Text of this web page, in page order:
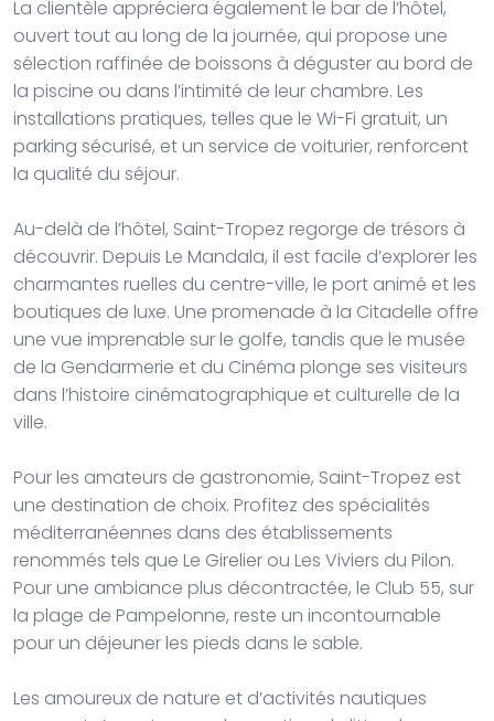
La clientèle appréciera également le bar de l’hôtel,
ouvert tout au long de la journée, qui propose une
sélection raffinée de boissons à déguster au bord de
la piscine ou dans l’intimité de leur chambre. Les
installations pratiques, telles que le Wi-Fi gratuit, un
parking sécurisé, et un service de voiturier, renforcent
la qualité du séjour.
Au-delà de l’hôtel, Saint-Tropez regorge de trésors à
découvrir. Depuis Le Mandala, il est facile d’explorer les
charmantes ruelles du centre-ville, le port animé et les
boutiques de luxe. Une promenade à la Citadelle offre
une vue imprenable sur le golfe, tandis que le musée
de la Gendarmerie et du Cinéma plonge ses visiteurs
dans l’histoire cinématographique et culturelle de la
ville.
Pour les amateurs de gastronomie, Saint-Tropez est
une destination de choix. Profitez des spécialités
méditerranéennes dans des établissements
renommés tels que Le Girelier ou Les Viviers du Pilon.
Pour une ambiance plus décontractée, le Club 55, sur
la plage de Pampelonne, reste un incontournable
pour un déjeuner les pieds dans le sable.
Les amoureux de nature et d’activités nautiques